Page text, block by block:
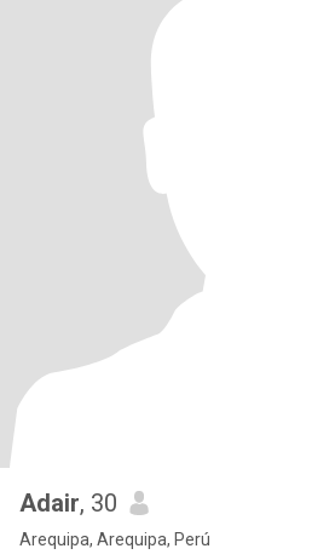
Adair, 30
Arequipa, Arequipa, Perú